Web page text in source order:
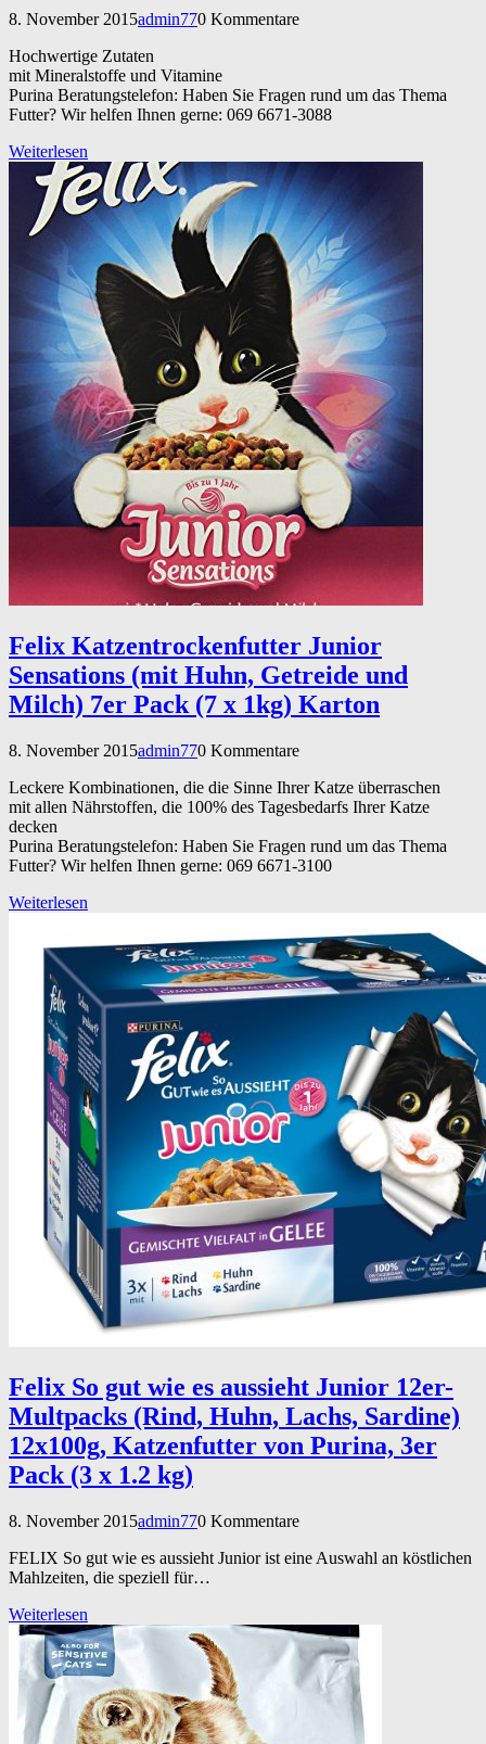
8. November 2015admin770 Kommentare
Hochwertige Zutaten
mit Mineralstoffe und Vitamine
Purina Beratungstelefon: Haben Sie Fragen rund um das Thema
Futter? Wir helfen Ihnen gerne: 069 6671-3088
Weiterlesen
Felix Katzentrockenfutter Junior
Sensations (mit Huhn, Getreide und
Milch) 7er Pack (7 x 1kg) Karton
8. November 2015admin770 Kommentare
Leckere Kombinationen, die die Sinne Ihrer Katze überraschen
mit allen Nährstoffen, die 100% des Tagesbedarfs Ihrer Katze
decken
Purina Beratungstelefon: Haben Sie Fragen rund um das Thema
Futter? Wir helfen Ihnen gerne: 069 6671-3100
Weiterlesen
Felix So gut wie es aussieht Junior 12er-
Multpacks (Rind, Huhn, Lachs, Sardine)
12x100g, Katzenfutter von Purina, 3er
Pack (3 x 1.2 kg)
8. November 2015admin770 Kommentare
FELIX So gut wie es aussieht Junior ist eine Auswahl an köstlichen
Mahlzeiten, die speziell für…
Weiterlesen